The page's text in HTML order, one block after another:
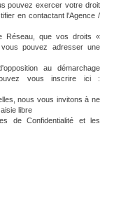
pouvez exercer votre droit
en contactant l'Agence /
Réseau, que vos droits «
pouvez adresser une
au démarchage
vous inscrire ici :
nous vous invitons à ne
libre
de Confidentialité et les